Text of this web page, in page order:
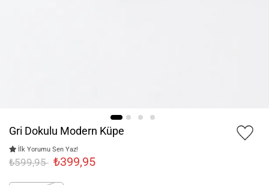
Gri Dokulu Modern Küpe
İlk Yorumu Sen Yaz!
₺599,95 ₺399,95